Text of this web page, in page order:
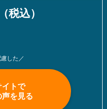
税込）
した／
イトで
を見る